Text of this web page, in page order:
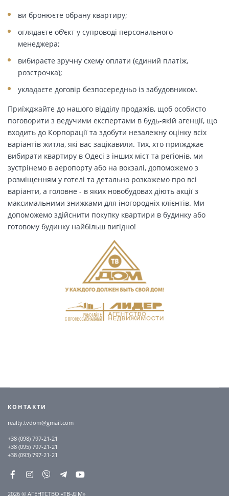
ви бронюєте обрану квартиру;
оглядаєте об'єкт у супроводі персонального
менеджера;
вибираєте зручну схему оплати (єдиний платіж,
розстрочка);
укладаєте договір безпосередньо із забудовником.
Приїжджайте до нашого відділу продажів, щоб особисто
поговорити з ведучими експертами в будь-якій агенції, що
входить до Корпорації та здобути незалежну оцінку всіх
варіантів житла, які вас зацікавили. Тих, хто приїжджає
вибирати квартиру в Одесі з інших міст та регіонів, ми
зустрінемо в аеропорту або на вокзалі, допоможемо з
розміщенням у готелі та детально розкажемо про всі
варіанти, а головне - в яких новобудовах діють акції з
максимальними знижками для іногородніх клієнтів. Ми
допоможемо здійснити покупку квартири в будинку або
готовому будинку найбільш вигідно!
КОНТАКТИ
realty.tvdom@gmail.com
+38 (098) 797-21-21
+38 (095) 797-21-21
+38 (093) 797-21-21
2026 © АГЕНТСТВО «ТВ-ДІМ»